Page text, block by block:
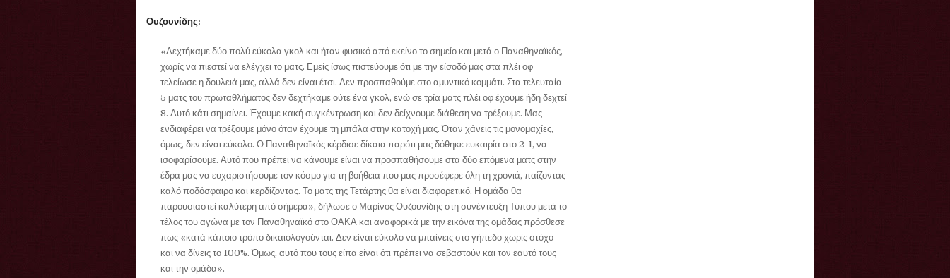
Ουζουνίδης:
«Δεχτήκαμε δύο πολύ εύκολα γκολ και ήταν φυσικό από εκείνο το σημείο και μετά ο Παναθηναϊκός,
χωρίς να πιεστεί να ελέγχει το ματς. Εμείς ίσως πιστεύουμε ότι με την είσοδό μας στα πλέι οφ
τελείωσε η δουλειά μας, αλλά δεν είναι έτσι. Δεν προσπαθούμε στο αμυντικό κομμάτι. Στα τελευταία
5 ματς του πρωταθλήματος δεν δεχτήκαμε ούτε ένα γκολ, ενώ σε τρία ματς πλέι οφ έχουμε ήδη δεχτεί
8. Αυτό κάτι σημαίνει. Έχουμε κακή συγκέντρωση και δεν δείχνουμε διάθεση να τρέξουμε. Μας
ενδιαφέρει να τρέξουμε μόνο όταν έχουμε τη μπάλα στην κατοχή μας. Όταν χάνεις τις μονομαχίες,
όμως, δεν είναι εύκολο. Ο Παναθηναϊκός κέρδισε δίκαια παρότι μας δόθηκε ευκαιρία στο 2-1, να
ισοφαρίσουμε. Αυτό που πρέπει να κάνουμε είναι να προσπαθήσουμε στα δύο επόμενα ματς στην
έδρα μας να ευχαριστήσουμε τον κόσμο για τη βοήθεια που μας προσέφερε όλη τη χρονιά, παίζοντας
καλό ποδόσφαιρο και κερδίζοντας. Το ματς της Τετάρτης θα είναι διαφορετικό. Η ομάδα θα
παρουσιαστεί καλύτερη από σήμερα», δήλωσε ο Μαρίνος Ουζουνίδης στη συνέντευξη Τύπου μετά το
τέλος του αγώνα με τον Παναθηναϊκό στο ΟΑΚΑ και αναφορικά με την εικόνα της ομάδας πρόσθεσε
πως «κατά κάποιο τρόπο δικαιολογούνται. Δεν είναι εύκολο να μπαίνεις στο γήπεδο χωρίς στόχο
και να δίνεις το 100%. Όμως, αυτό που τους είπα είναι ότι πρέπει να σεβαστούν και τον εαυτό τους
και την ομάδα».